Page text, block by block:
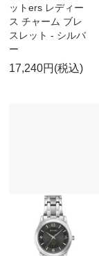
ットers レディー
ス チャーム ブレ
スレット - シルバ
ー
17,240円(税込)